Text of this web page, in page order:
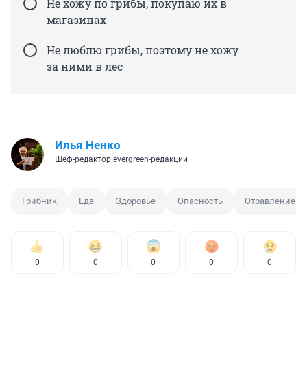
Не хожу по грибы, покупаю их в
магазинах
Не люблю грибы, поэтому не хожу
за ними в лес
Илья Ненко
Шеф-редактор evergreen-редакции
Грибник Еда Здоровье Опасность Отравление
0 0 0 0 0